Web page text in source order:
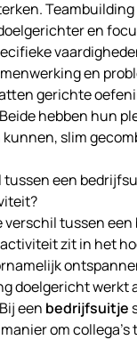
en
en
gerichte
hebben hun
slim
tussen een
tussen
zit in het
doelgericht werkt
een bedrijfsuitje
om